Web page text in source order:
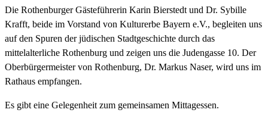
Die Rothenburger Gästeführerin Karin Bierstedt und Dr. Sybille
Krafft, beide im Vorstand von Kulturerbe Bayern e.V., begleiten uns
auf den Spuren der jüdischen Stadtgeschichte durch das
mittelalterliche Rothenburg und zeigen uns die Judengasse 10. Der
Oberbürgermeister von Rothenburg, Dr. Markus Naser, wird uns im
Rathaus empfangen.
Es gibt eine Gelegenheit zum gemeinsamen Mittagessen.